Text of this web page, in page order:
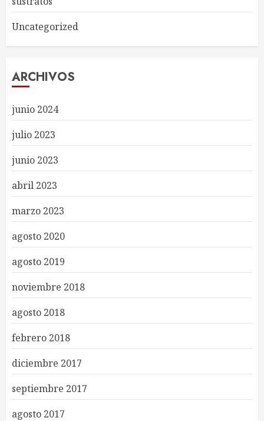
Uncategorized
ARCHIVOS
junio 2024
julio 2023
junio 2023
abril 2023
marzo 2023
agosto 2020
agosto 2019
noviembre 2018
agosto 2018
febrero 2018
diciembre 2017
septiembre 2017
agosto 2017